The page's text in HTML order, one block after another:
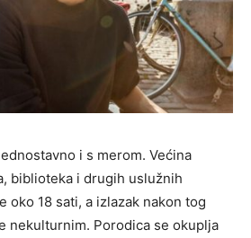
i s merom. Većina
biblioteka i drugih uslužnih
oko 18 sati, a izlazak nakon tog
nekulturnim. Porodica se okuplja